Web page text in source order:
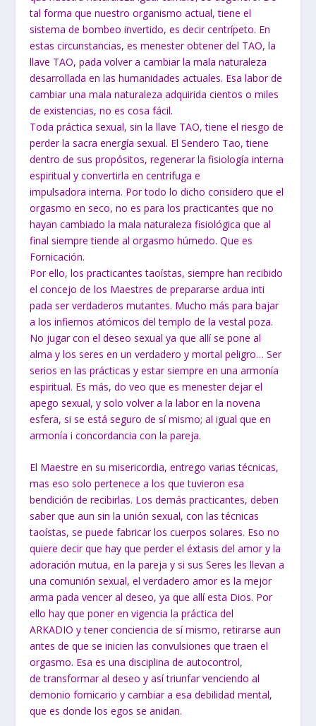
tal forma que nuestro organismo actual, tiene el
sistema de bombeo invertido, es decir centrípeto. En
estas circunstancias, es menester obtener del TAO, la
llave TAO, pada volver a cambiar la mala naturaleza
desarrollada en las humanidades actuales. Esa labor de
cambiar una mala naturaleza adquirida cientos o miles
de existencias, no es cosa fácil.
Toda práctica sexual, sin la llave TAO, tiene el riesgo de
perder la sacra energía sexual. El Sendero Tao, tiene
dentro de sus propósitos, regenerar la fisiología interna
espiritual y convertirla en centrifuga e
impulsadora interna. Por todo lo dicho considero que el
orgasmo en seco, no es para los practicantes que no
hayan cambiado la mala naturaleza fisiológica que al
final siempre tiende al orgasmo húmedo. Que es
Fornicación.
Por ello, los practicantes taoístas, siempre han recibido
el concejo de los Maestres de prepararse ardua inti
pada ser verdaderos mutantes. Mucho más para bajar
a los infiernos atómicos del templo de la vestal poza.
No jugar con el deseo sexual ya que allí se pone al
alma y los seres en un verdadero y mortal peligro… Ser
serios en las prácticas y estar siempre en una armonía
espiritual. Es más, do veo que es menester dejar el
apego sexual, y solo volver a la labor en la novena
esfera, si se está seguro de sí mismo; al igual que en
armonía i concordancia con la pareja.
El Maestre en su misericordia, entrego varias técnicas,
mas eso solo pertenece a los que tuvieron esa
bendición de recibirlas. Los demás practicantes, deben
saber que aun sin la unión sexual, con las técnicas
taoístas, se puede fabricar los cuerpos solares. Eso no
quiere decir que hay que perder el éxtasis del amor y la
adoración mutua, en la pareja y si sus Seres les llevan a
una comunión sexual, el verdadero amor es la mejor
arma pada vencer al deseo, ya que allí esta Dios. Por
ello hay que poner en vigencia la práctica del
ARKADIO y tener conciencia de sí mismo, retirarse aun
antes de que se inicien las convulsiones que traen el
orgasmo. Esa es una disciplina de autocontrol,
de transformar al deseo y así triunfar venciendo al
demonio fornicario y cambiar a esa debilidad mental,
que es donde los egos se anidan.